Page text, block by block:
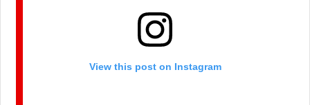
View this post on Instagram